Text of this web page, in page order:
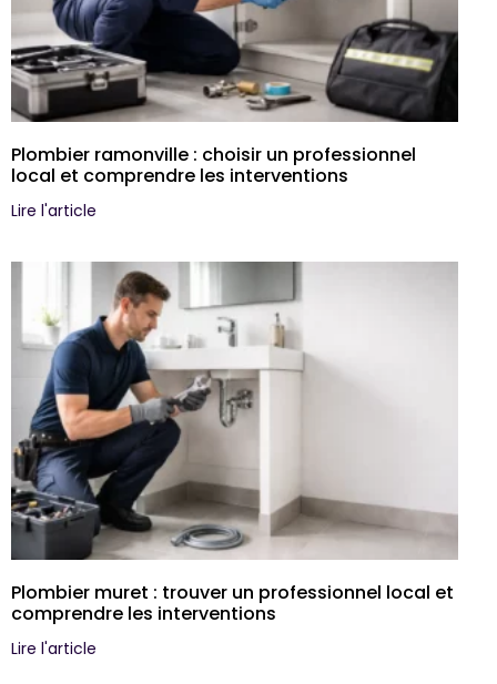
Plombier ramonville : choisir un professionnel
local et comprendre les interventions
Lire l'article
Plombier muret : trouver un professionnel local et
comprendre les interventions
Lire l'article